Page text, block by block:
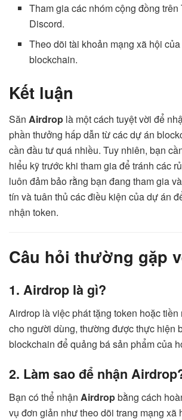
Tham gia các nhóm cộng đồng trên
Discord.
Theo dõi tài khoản mạng xã hội
blockchain.
Kết luận
Săn Airdrop là một cách tuyệt vời để
phần thưởng hấp dẫn từ các dự án
cần đầu tư quá nhiều. Tuy nhiên, bạn
hiểu kỹ trước khi tham gia để tránh các
luôn đảm bảo rằng bạn đang tham gia
tín và tuân thủ các điều kiện của dự án
nhận token.
Câu hỏi thường gặp
1. Airdrop là gì?
Airdrop là việc phát tặng token hoặc
cho người dùng, thường được thực hiện
blockchain để quảng bá sản phẩm của
2. Làm sao để nhận
Bạn có thể nhận Airdropbằng cách
vụ đơn giản như theo dõi trang mạng xã